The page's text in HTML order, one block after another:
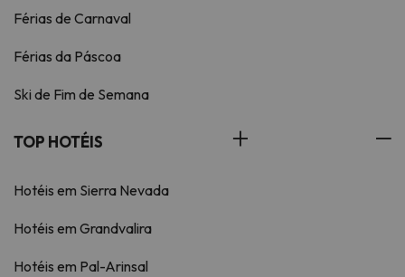
Férias de Carnaval
Férias da Páscoa
Ski de Fim de Semana
TOP HOTÉIS
Hotéis em Sierra Nevada
Hotéis em Grandvalira
Hotéis em Pal-Arinsal